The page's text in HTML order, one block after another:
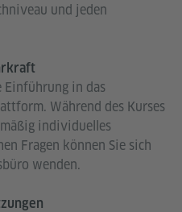
und jeden
in das
Während des Kurses
individuelles
Fragen können Sie sich
wenden.